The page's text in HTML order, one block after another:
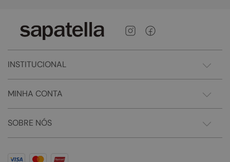
INSTITUCIONAL
MINHA CONTA
SOBRE NÓS